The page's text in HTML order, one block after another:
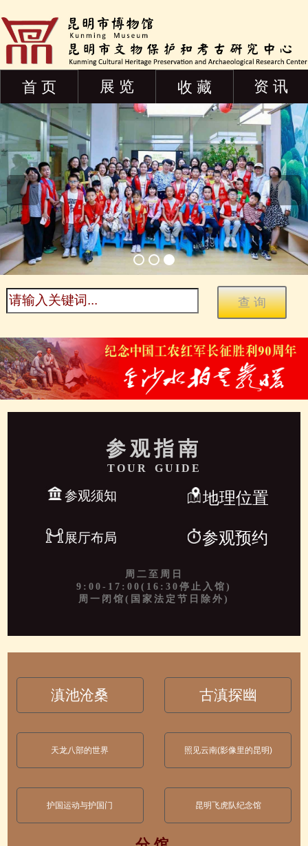
首 页 展 览 收 藏 资 讯
参观指南
TOUR GUIDE
参观须知 地理位置
展厅布局 参观预约
周二至周日
9:00-17:00(16:30停止入馆)
周一闭馆(国家法定节日除外)
滇池沧桑 古滇探幽
天龙八部的世界 照见云南(影像里的昆明)
护国运动与护国门 昆明飞虎队纪念馆